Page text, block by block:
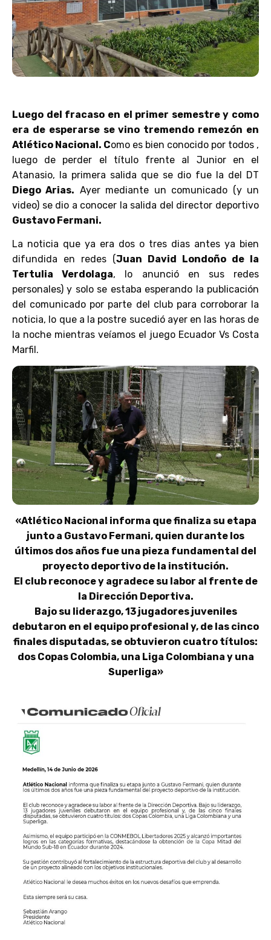
Luego del fracaso en el primer semestre y como
era de esperarse se vino tremendo remezón en
Atlético Nacional. Como es bien conocido por todos ,
luego de perder el título frente al Junior en el
Atanasio, la primera salida que se dio fue la del DT
Diego Arias. Ayer mediante un comunicado (y un
video) se dio a conocer la salida del director deportivo
Gustavo Fermani.
La noticia que ya era dos o tres dias antes ya bien
difundida en redes (Juan David Londoño de la
Tertulia Verdolaga, lo anunció en sus redes
personales) y solo se estaba esperando la publicación
del comunicado por parte del club para corroborar la
noticia, lo que a la postre sucedió ayer en las horas de
la noche mientras veíamos el juego Ecuador Vs Costa
Marfil.
«Atlético Nacional informa que finaliza su etapa
junto a Gustavo Fermani, quien durante los
últimos dos años fue una pieza fundamental del
proyecto deportivo de la institución.
El club reconoce y agradece su labor al frente de
la Dirección Deportiva.
Bajo su liderazgo, 13 jugadores juveniles
debutaron en el equipo profesional y, de las cinco
finales disputadas, se obtuvieron cuatro títulos:
dos Copas Colombia, una Liga Colombiana y una
Superliga»